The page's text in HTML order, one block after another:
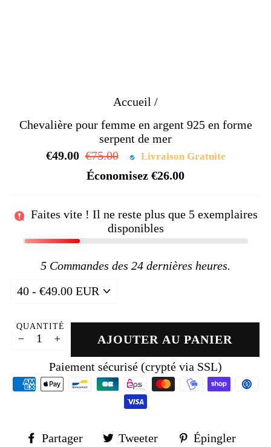
Accueil /
Chevalière pour femme en argent 925 en forme
serpent de mer
€49.00 Prix
régulier
€75.00
Prix
réduit
Livraison Gratuite
Économisez €26.00
Faites vite ! Il ne reste plus que 5exemplaires
disponibles
5 Commandes des 24 dernières heures.
QUANTITÉ
AJOUTER AU PANIER
Paiement sécurisé (crypté via SSL)
Partager
PartagerTweeter
TweeterÉpingler